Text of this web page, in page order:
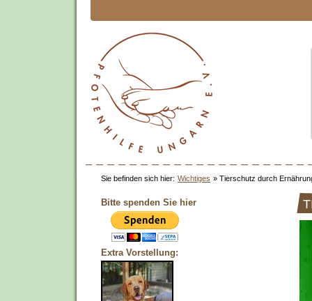
Sie befinden sich hier: Wichtiges » Tierschutz durch
Bitte spenden Sie hier
Extra Vorstellung: